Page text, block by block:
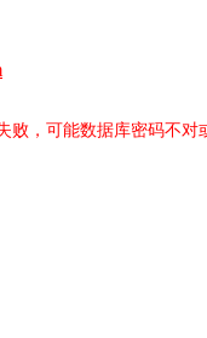
败，可能数据库密码不对